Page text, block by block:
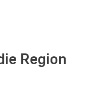
Region